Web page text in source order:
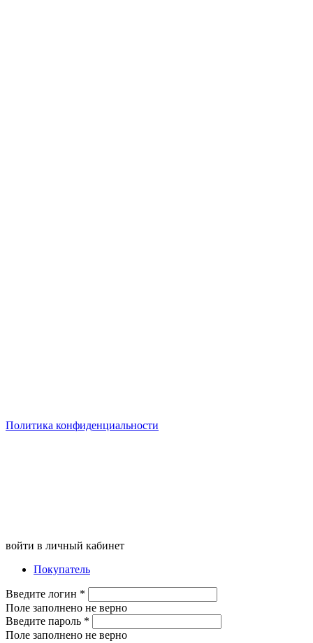
Политика конфиденциальности
войти в личный кабинет
Покупатель
Введите логин *
Поле заполнено не верно
Введите пароль *
Поле заполнено не верно